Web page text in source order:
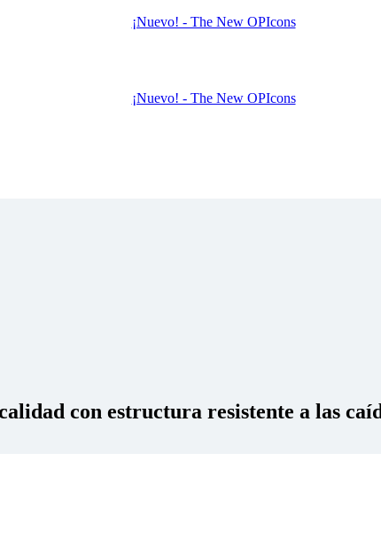
¡Nuevo! - The New OPIcons
¡Nuevo! - The New OPIcons
con estructura resistente a las